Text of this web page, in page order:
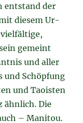
entstand der
diesem Ur-
gemeint
und aller
und Schöpfung
und Taoisten
ähnlich. Die
– Manitou.